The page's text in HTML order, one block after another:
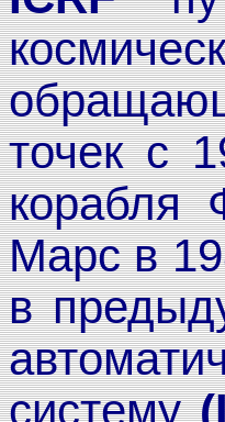
точек с
корабля
Марс в
в
систему